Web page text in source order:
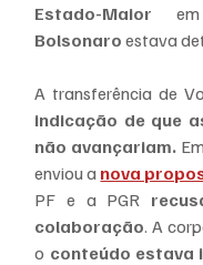
Estado-Maior em
Bolsonaro estava
A transferência de
indicação de que
não avançariam.
enviou a nova
PF e a PGR
colaboração. A
o conteúdo estava